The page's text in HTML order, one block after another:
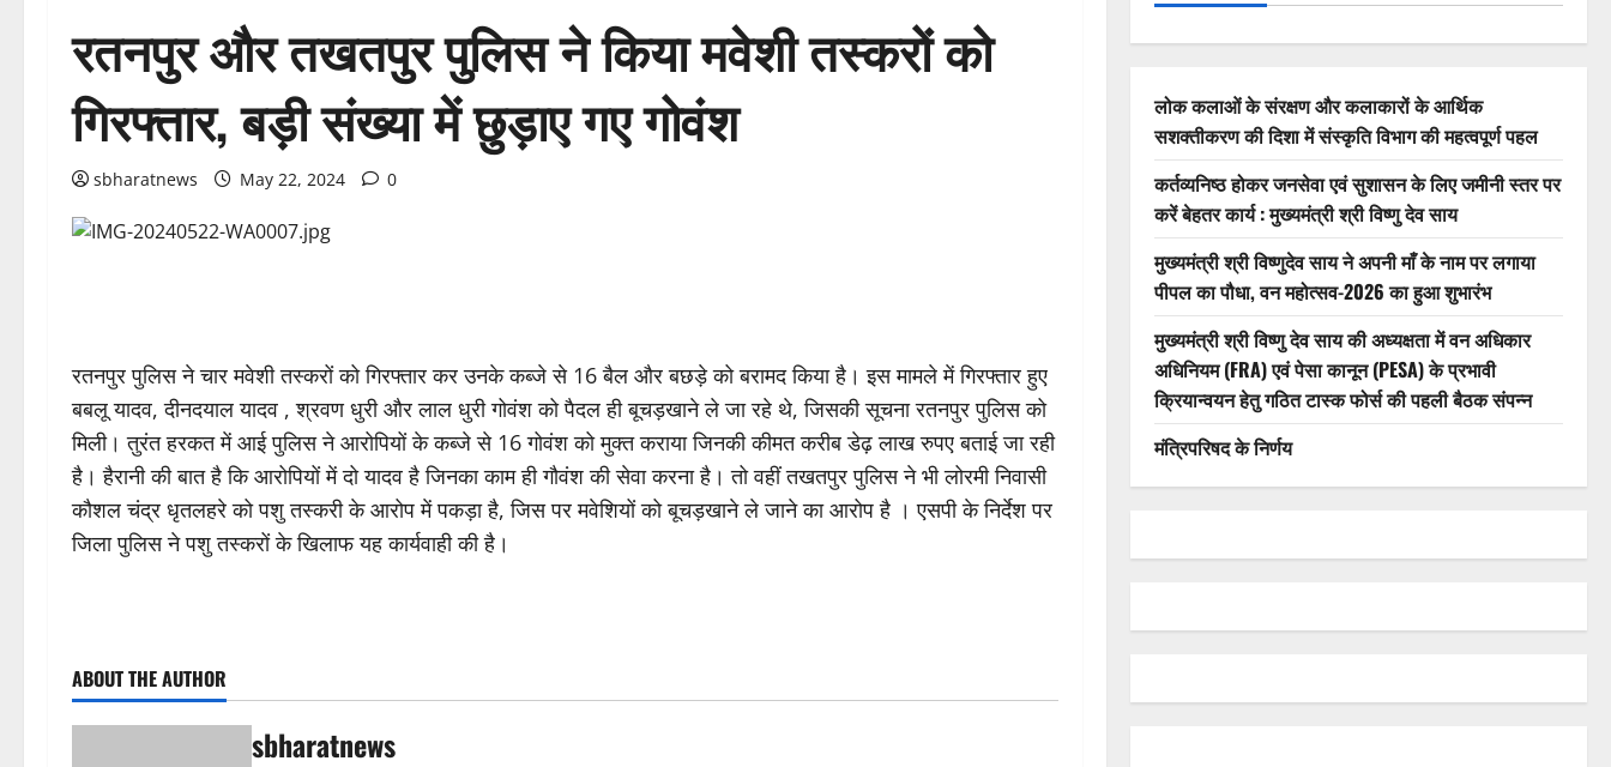
रतनपुर और तखतपुर पुलिस ने किया मवेशी तस्करों को
गिरफ्तार, बड़ी संख्या में छुड़ाए गए गोवंश
sbharatnews May 22, 2024 0
रतनपुर पुलिस ने चार मवेशी तस्करों को गिरफ्तार कर उनके कब्जे से 16 बैल और बछड़े को बरामद किया है। इस मामले में गिरफ्तार हुए
बबलू यादव, दीनदयाल यादव , श्रवण धुरी और लाल धुरी गोवंश को पैदल ही बूचड़खाने ले जा रहे थे, जिसकी सूचना रतनपुर पुलिस को
मिली। तुरंत हरकत में आई पुलिस ने आरोपियों के कब्जे से 16 गोवंश को मुक्त कराया जिनकी कीमत करीब डेढ़ लाख रुपए बताई जा रही
है। हैरानी की बात है कि आरोपियों में दो यादव है जिनका काम ही गौवंश की सेवा करना है। तो वहीं तखतपुर पुलिस ने भी लोरमी निवासी
कौशल चंद्र धृतलहरे को पशु तस्करी के आरोप में पकड़ा है, जिस पर मवेशियों को बूचड़खाने ले जाने का आरोप है । एसपी के निर्देश पर
जिला पुलिस ने पशु तस्करों के खिलाफ यह कार्यवाही की है।
ABOUT THE AUTHOR
sbharatnews
लोक कलाओं के संरक्षण और कलाकारों के आर्थिक
सशक्तीकरण की दिशा में संस्कृति विभाग की महत्वपूर्ण पहल
कर्तव्यनिष्ठ होकर जनसेवा एवं सुशासन के लिए जमीनी स्तर पर
करें बेहतर कार्य : मुख्यमंत्री श्री विष्णु देव साय
मुख्यमंत्री श्री विष्णुदेव साय ने अपनी माँ के नाम पर लगाया
पीपल का पौधा, वन महोत्सव-2026 का हुआ शुभारंभ
मुख्यमंत्री श्री विष्णु देव साय की अध्यक्षता में वन अधिकार
अधिनियम (FRA) एवं पेसा कानून (PESA) के प्रभावी
क्रियान्वयन हेतु गठित टास्क फोर्स की पहली बैठक संपन्न
मंत्रिपरिषद के निर्णय